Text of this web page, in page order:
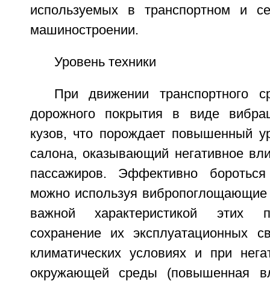
используемых в транспортном и
машиностроении.
Уровень техники
При движении транспортного
дорожного покрытия в виде
кузов, что порождает повышенный
салона, оказывающий негативное
пассажиров. Эффективно
можно используя
важной характеристикой этих
сохранение их эксплуатационных
климатических условиях и при
окружающей среды (повышенная